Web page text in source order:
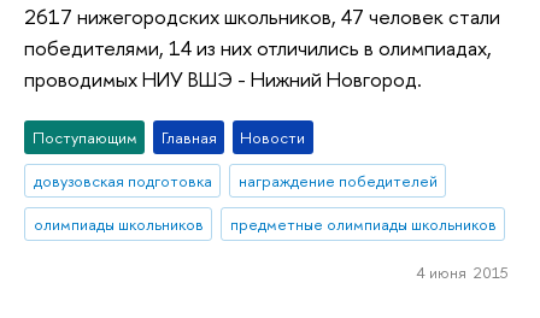
2617 нижегородских школьников, 47 человек стали
победителями, 14 из них отличились в олимпиадах,
проводимых НИУ ВШЭ - Нижний Новгород.
Поступающим Главная
Новости
довузовская подготовка
награждение победителей
олимпиады школьников
предметные олимпиады школьников
4 июня 2015